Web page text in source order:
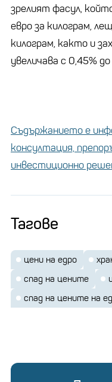
зрелият фасул,
евро за килограм,
килограм, както и
увеличава с 0,45%
Съдържанието е
консултация,
инвестиционно
Тагове
цени на едро
спад на цените
спад на цените на